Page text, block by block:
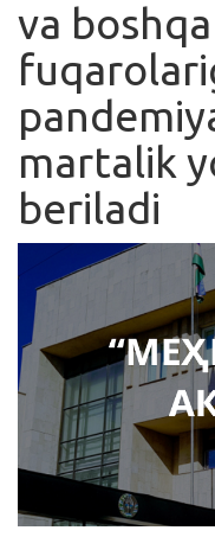
Blog
Yana
Qidirish
Kirish
va
martalik
beriladi